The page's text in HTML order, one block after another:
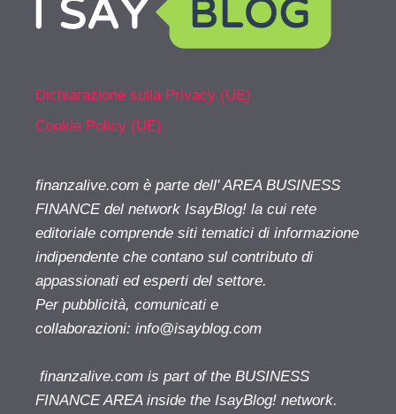
Dichiarazione sulla Privacy (UE)
Cookie Policy (UE)
finanzalive.com è parte dell' AREA BUSINESS
FINANCE del network IsayBlog! la cui rete
editoriale comprende siti tematici di informazione
indipendente che contano sul contributo di
appassionati ed esperti del settore.
Per pubblicità, comunicati e
collaborazioni: info@isayblog.com
finanzalive.com is part of the BUSINESS
FINANCE AREA inside the IsayBlog! network.